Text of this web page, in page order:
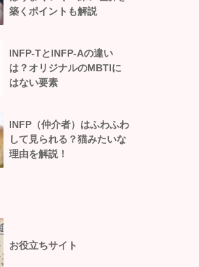
築くポイントも解説
INFP-TとINFP-Aの違い
は？オリジナルのMBTIに
はない要素
INFP（仲介者）はふわふわ
して見られる？猫みたいな
理由を解説！
お役立ちサイト